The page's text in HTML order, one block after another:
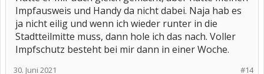
Impfausweis und Handy da nicht dabei. Naja hab es
ja nicht eilig und wenn ich wieder runter in die
Stadtteilmitte muss, dann hole ich das nach. Voller
Impfschutz besteht bei mir dann in einer Woche.
#14
30. Juni 2021